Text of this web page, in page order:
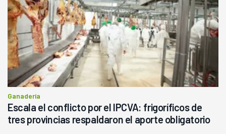
Ganadería
Escala el conflicto por el IPCVA: frigoríficos de
tres provincias respaldaron el aporte obligatorio